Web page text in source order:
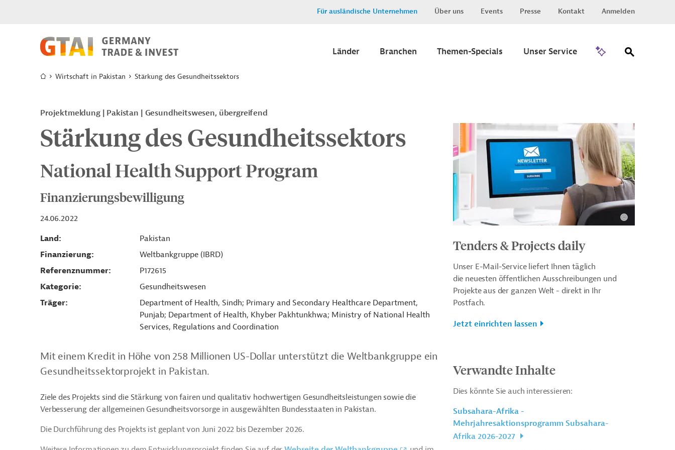
Für ausländische Unternehmen Über uns Events Presse Kontakt Anmelden
Länder Branchen Themen-Specials Unser Service
Wirtschaft in Pakistan Stärkung des Gesundheitssektors
Projektmeldung Pakistan Gesundheitswesen, übergreifend
Stärkung des Gesundheitssektors
National Health Support Program
Finanzierungsbewilligung
24.06.2022
Land
Pakistan
Finanzierung
Weltbankgruppe (IBRD)
Referenznummer
P172615
Kategorie
Gesundheitswesen
Träger
Department of Health, Sindh; Primary and Secondary Healthcare Department,
Punjab; Department of Health, Khyber Pakhtunkhwa; Ministry of National Health
Services, Regulations and Coordination
Mit einem Kredit in Höhe von 258 Millionen US-Dollar unterstützt die Weltbankgruppe ein
Gesundheitssektorprojekt in Pakistan.
Ziele des Projekts sind die Stärkung von fairen und qualitativ hochwertigen Gesundheitsleistungen sowie die
Verbesserung der allgemeinen Gesundheitsvorsorge in ausgewählten Bundesstaaten in Pakistan.
Die Durchführung des Projekts ist geplant von Juni 2022 bis Dezember 2026.
Tenders & Projects daily
Unser E-Mail-Service liefert Ihnen täglich
die neuesten öffentlichen Ausschreibungen und
Projekte aus der ganzen Welt - direkt in Ihr
Postfach.
Jetzt einrichten lassen
Verwandte Inhalte
Dies könnte Sie auch interessieren:
Subsahara-Afrika -
Mehrjahresaktionsprogramm Subsahara-
Afrika 2026-2027